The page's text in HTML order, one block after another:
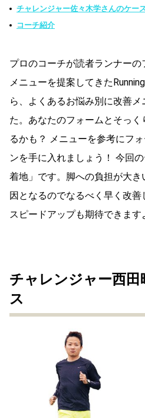
チャレンジャー佐々木学さんのケー
コーチ紹介
プロのコーチが読者ランナー
メニューを提案してきた
ら、よくあるお悩み別に改善
た。あなたのフォームとそっ
るかも？ メニューを参考にフ
ンを手に入れましょう！ 今回
着地」です。脚への負担が大
因となるのでなるべく早く改
スピードアップも期待できます
チャレンジャー西
ス